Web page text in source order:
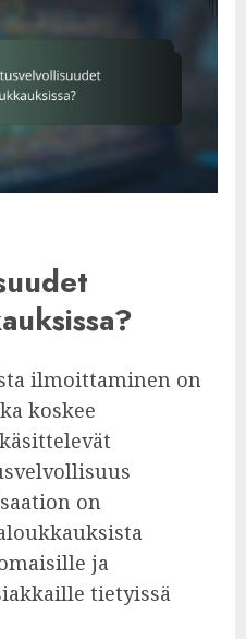
ilmoittaminen on
koskee
on
ja
tietyissä